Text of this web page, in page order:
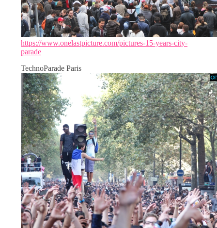
https://www.onelastpicture.com/pictures-15-years-city-
parade
TechnoParade Paris